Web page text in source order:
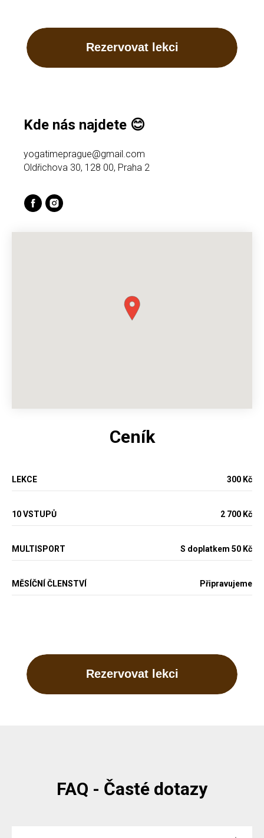
Rezervovat lekci
Kde nás najdete 😊
yogatimeprague@gmail.com
Oldřichova 30, 128 00, Praha 2
Ceník
LEKCE 300 Kč
10 VSTUPŮ 2 700 Kč
MULTISPORT S doplatkem 50 Kč
MĚSÍČNÍ ČLENSTVÍ Připravujeme
Rezervovat lekci
FAQ - Časté dotazy